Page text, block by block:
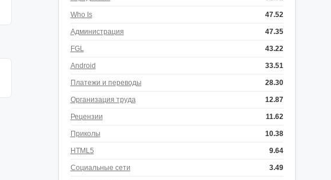
Who Is 47.52
Администрация 47.35
FGL 43.22
Android 33.51
Платежи и переводы 28.30
Организация труда 12.87
Рецензии 11.62
Приколы 10.38
HTML5 9.64
Социальные сети 3.49